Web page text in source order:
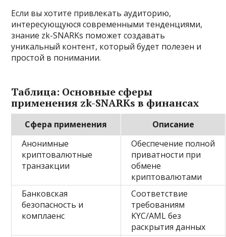
Если вы хотите привлекать аудиторию,
интересующуюся современными тенденциями,
знание zk-SNARKs поможет создавать
уникальный контент, который будет полезен и
простой в понимании.
Таблица: Основные сферы
применения zk-SNARKs в финансах
Сфера применения
Описание
Анонимные
криптовалютные
транзакции
Обеспечение полной
приватности при
обмене
криптовалютами
Банковская
безопасность и
комплаенс
Соответствие
требованиям
KYC/AML без
раскрытия данных